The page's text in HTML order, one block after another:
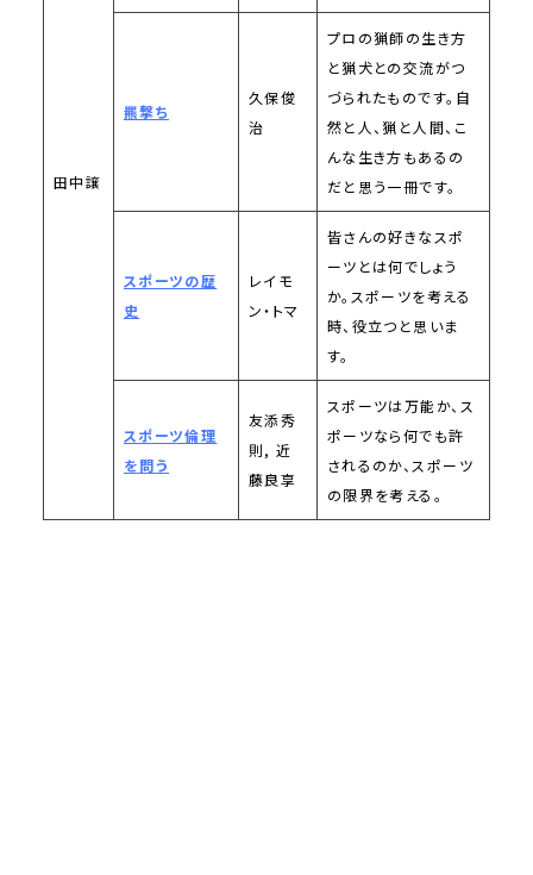
田中譲
羆撃ち
久保俊
治
プロの猟師の生き方
と猟犬との交流がつ
づられたものです。自
然と人、猟と人間、こ
んな生き方もあるの
だと思う一冊です。
スポーツの歴
史
レイモ
ン・トマ
皆さんの好きなスポ
ーツとは何でしょう
か。スポーツを考える
時、役立つと思いま
す。
スポーツ倫理
を問う
友添秀
則, 近
藤良享
スポーツは万能か、ス
ポーツなら何でも許
されるのか、スポーツ
の限界を考える。